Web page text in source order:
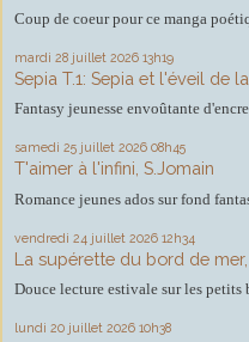
Coup de coeur pour ce manga
mardi 28 juillet 2026 13h19
Sepia T.1: Sepia et l'éveil de la
Fantasy jeunesse envoûtante
samedi 25 juillet 2026 08h45
T'aimer à l'infini, S.Jomain
Romance jeunes ados sur fond
vendredi 24 juillet 2026 12h34
La supérette du bord de mer,
Douce lecture estivale sur les petits
lundi 20 juillet 2026 10h38